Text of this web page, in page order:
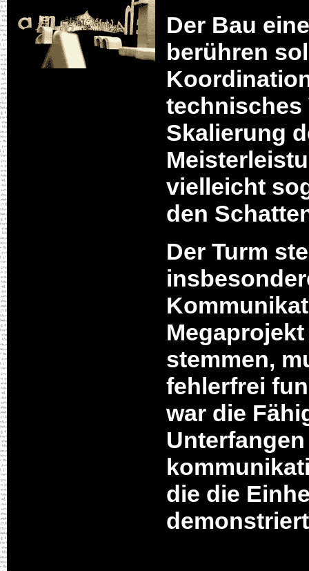
Der Bau
berühren
technisches
Skalierung
vielleicht
den
Der Turm
stemmen,
fehlerfrei
war die
die die